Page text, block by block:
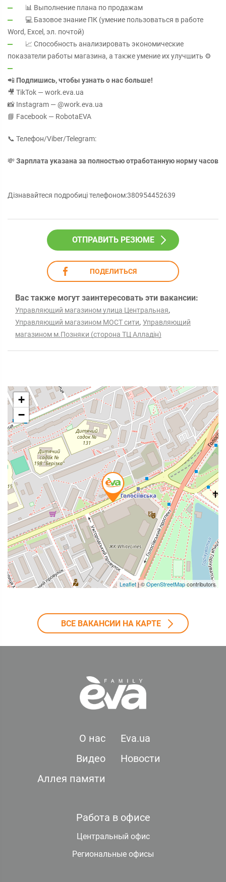
📊 Выполнение плана по продажам
💻 Базовое знание ПК (умение пользоваться в работе
Word, Excel, эл. почтой)
📈 Способность анализировать экономические
показатели работы магазина, а также умение их улучшить ⚙️
📲 Подпишись, чтобы узнать о нас больше!
🎥 TikTok — work.eva.ua
📸 Instagram — @work.eva.ua
📘 Facebook — RobotaEVA
📞 Телефон/Viber/Telegram:
💸 Зарплата указана за полностью отработанную норму часов
Дізнавайтеся подробиці телефоном:380954452639
ОТПРАВИТЬ РЕЗЮМЕ
ПОДЕЛИТЬСЯ
Вас также могут заинтересовать эти вакансии:
Управляющий магазином улица Центральная,
Управляющий магазином МОСТ сити, Управляющий
магазином м.Позняки (сторона ТЦ Алладін)
+
−
Leaflet| ©OpenStreetMapcontributors
ВСЕ ВАКАНСИИ НА КАРТЕ
О нас
Eva.ua
Видео
Новости
Аллея памяти
Работа в офисе
Центральный офис
Региональные офисы